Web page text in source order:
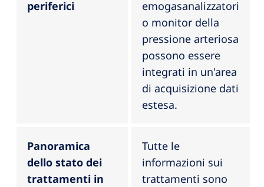
periferici
emogasanalizzatori
o monitor della
pressione arteriosa
possono essere
integrati in un'area
di acquisizione dati
estesa.
Panoramica
dello stato dei
trattamenti in
Tutte le
informazioni sui
trattamenti sono